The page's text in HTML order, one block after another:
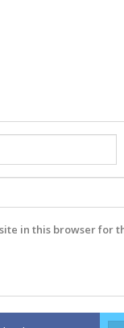
in this browser for